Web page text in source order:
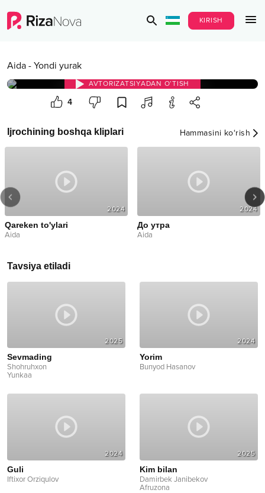
KIRISH
Aida - Yondi yurak
AVTORIZATSIYADAN O‘TISH
4
Ijrochining boshqa kliplari Hammasini ko‘rish
2024
Qareken to'ylari
Aida
2024
До утра
Aida
Tavsiya etiladi
2025
Sevmading
Shohruhxon
Yunkaa
2024
Yorim
Bunyod Hasanov
2024
Guli
Iftixor Orziqulov
2025
Kim bilan
Damirbek Janibekov
Afruzona